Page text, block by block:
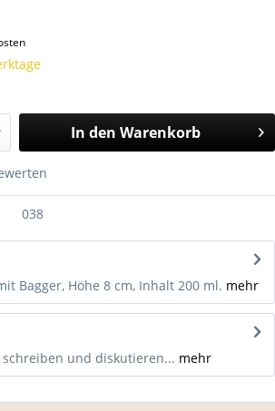
In den Warenkorb
038
Bagger, Höhe 8 cm, Inhalt 200 ml. mehr
und diskutieren... mehr